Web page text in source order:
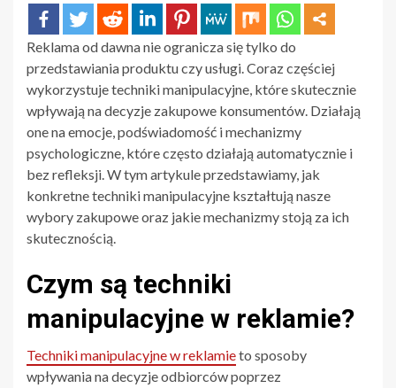
Reklama od dawna nie ogranicza się tylko do
przedstawiania produktu czy usługi. Coraz częściej
wykorzystuje techniki manipulacyjne, które skutecznie
wpływają na decyzje zakupowe konsumentów. Działają
one na emocje, podświadomość i mechanizmy
psychologiczne, które często działają automatycznie i
bez refleksji. W tym artykule przedstawiamy, jak
konkretne techniki manipulacyjne kształtują nasze
wybory zakupowe oraz jakie mechanizmy stoją za ich
skutecznością.
Czym są techniki
manipulacyjne w reklamie?
Techniki manipulacyjne w reklamieto sposoby
wpływania na decyzje odbiorców poprzez